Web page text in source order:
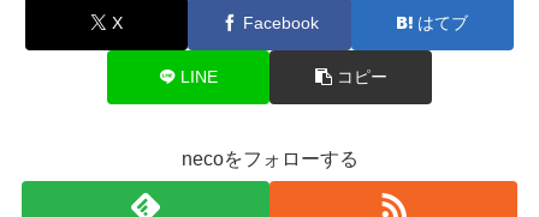
X Facebook はてブ
LINE コピー
necoをフォローする